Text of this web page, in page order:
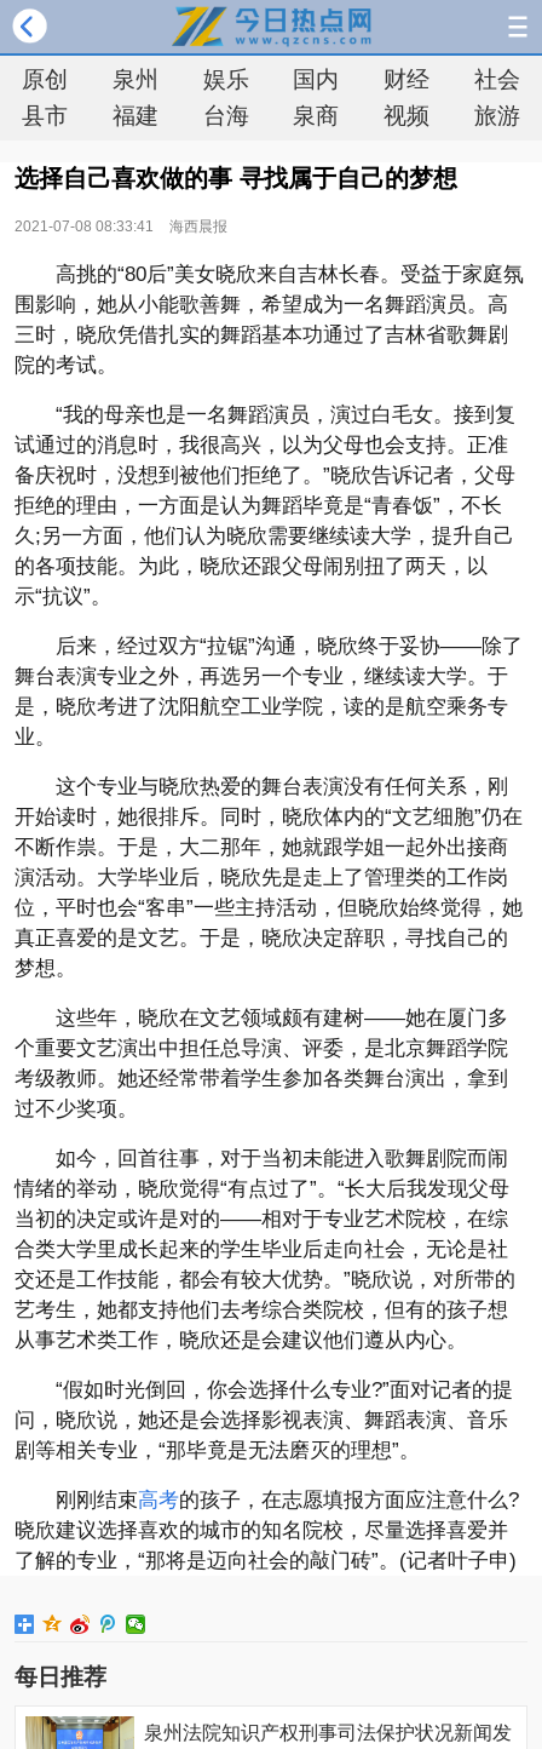
原创 泉州 娱乐 国内 财经
社会
县市
福建 台海 泉商 视频 旅游
选择自己喜欢做的事 寻找属于自己的梦想
2021-07-08 08:33:41 海西晨报
高挑的“80后”美女晓欣来自吉林长春。受益于家庭氛
围影响，她从小能歌善舞，希望成为一名舞蹈演员。高
三时，晓欣凭借扎实的舞蹈基本功通过了吉林省歌舞剧
院的考试。
“我的母亲也是一名舞蹈演员，演过白毛女。接到复
试通过的消息时，我很高兴，以为父母也会支持。正准
备庆祝时，没想到被他们拒绝了。”晓欣告诉记者，父母
拒绝的理由，一方面是认为舞蹈毕竟是“青春饭”，不长
久;另一方面，他们认为晓欣需要继续读大学，提升自己
的各项技能。为此，晓欣还跟父母闹别扭了两天，以
示“抗议”。
后来，经过双方“拉锯”沟通，晓欣终于妥协——除了
舞台表演专业之外，再选另一个专业，继续读大学。于
是，晓欣考进了沈阳航空工业学院，读的是航空乘务专
业。
这个专业与晓欣热爱的舞台表演没有任何关系，刚
开始读时，她很排斥。同时，晓欣体内的“文艺细胞”仍在
不断作祟。于是，大二那年，她就跟学姐一起外出接商
演活动。大学毕业后，晓欣先是走上了管理类的工作岗
位， 平时也会“客串”一些主持活动，但晓欣始终觉得，她
真正喜爱的是文艺。于是，晓欣决定辞职，寻找自己的
梦想。
这些年，晓欣在文艺领域颇有建树——她在厦门多
个重要文艺演出中担任总导演、评委，是北京舞蹈学院
考级教师。她还经常带着学生参加各类舞台演出，拿到
过不少奖项。
如今，回首往事，对于当初未能进入歌舞剧院而闹
情绪的举动，晓欣觉得“有点过了”。“长大后我发现父母
当初的决定或许是对的——相对于专业艺术院校，在综
合类大学里成长起来的学生毕业后走向社会，无论是社
交还是工作技能，都会有较大优势。”晓欣说，对所带的
艺考生，她都支持他们去考综合类院校，但有的孩子想
从事艺术类工作，晓欣还是会建议他们遵从内心。
“假如时光倒回，你会选择什么专业?”面对记者的提
问，晓欣说，她还是会选择影视表演、舞蹈表演、音乐
剧等相关专业，“那毕竟是无法磨灭的理想”。
刚刚结束高考的孩子，在志愿填报方面应注意什么?
晓欣建议选择喜欢的城市的知名院校，尽量选择喜爱并
了解的专业，“那将是迈向社会的敲门砖”。(记者叶子申)
每日推荐
泉州法院知识产权刑事司法保护状况新闻发